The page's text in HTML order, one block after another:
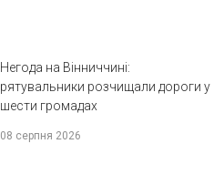
Негода на Вінниччині:
рятувальники розчищали дороги у
шести громадах
08 серпня 2026